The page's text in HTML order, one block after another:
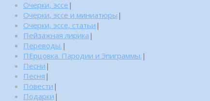
Очерки, эссе |
Очерки, эссе и миниатюры |
Очерки, эссе, статьи |
Пейзажная лирика |
Переводы. |
ПЕрцовка. Пародии и Эпиграммы. |
Песни |
Песня |
Повести |
Подарки |